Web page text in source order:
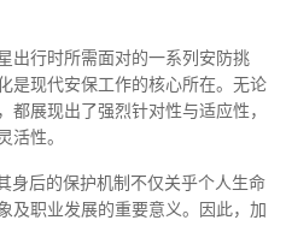
出行时所需面对的一系列安防挑
是现代安保工作的核心所在。无论
展现出了强烈针对性与适应性，
活性。
身后的保护机制不仅关乎个人生命
及职业发展的重要意义。因此，加